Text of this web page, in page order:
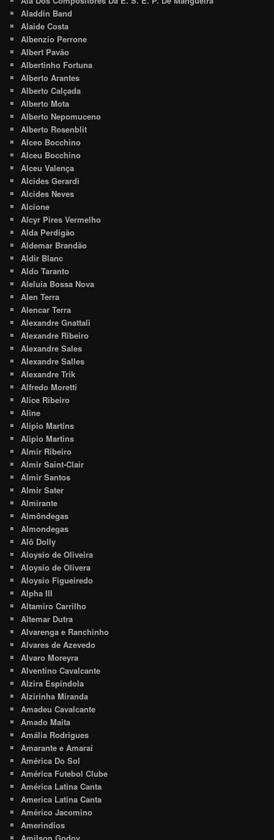
Aladdin Band
Alaide Costa
Albenzio Perrone
Albert Pavão
Albertinho Fortuna
Alberto Arantes
Alberto Calçada
Alberto Mota
Alberto Nepomuceno
Alberto Rosenblit
Alceo Bocchino
Alceu Bocchino
Alceu Valença
Alcides Gerardi
Alcides Neves
Alcione
Alcyr Pires Vermelho
Alda Perdigão
Aldemar Brandão
Aldir Blanc
Aldo Taranto
Aleluia Bossa Nova
Alen Terra
Alencar Terra
Alexandre Gnattali
Alexandre Ribeiro
Alexandre Sales
Alexandre Salles
Alexandre Trik
Alfredo Moretti
Alice Ribeiro
Aline
Alípio Martins
Alipio Martins
Almir Ribeiro
Almir Saint-Clair
Almir Santos
Almir Sater
Almirante
Almôndegas
Almondegas
Alô Dolly
Aloysio de Oliveira
Aloysio de Olivera
Aloysio Figueiredo
Alpha III
Altamiro Carrilho
Altemar Dutra
Alvarenga e Ranchinho
Alvares de Azevedo
Alvaro Moreyra
Alventino Cavalcante
Alzira Espíndola
Alzirinha Miranda
Amadeu Cavalcante
Amado Maita
Amália Rodrigues
Amarante e Amaraí
América Do Sol
América Futebol Clube
América Latina Canta
America Latina Canta
Américo Jacomino
Amerindios